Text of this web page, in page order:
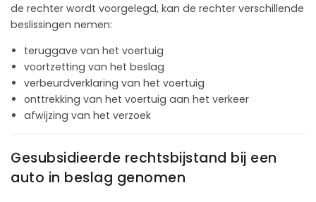
de rechter wordt voorgelegd, kan de rechter verschillende
beslissingen nemen:
teruggave van het voertuig
voortzetting van het beslag
verbeurdverklaring van het voertuig
onttrekking van het voertuig aan het verkeer
afwijzing van het verzoek
Gesubsidieerde rechtsbijstand bij een
auto in beslag genomen